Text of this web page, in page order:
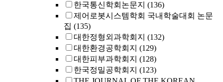
한국통신학회논문지 (136)
제어로봇시스템학회 국내학술대회 논문
집 (135)
대한정형외과학회지 (132)
대한환경공학회지 (129)
대한피부과학회지 (128)
한국정밀공학회지 (123)